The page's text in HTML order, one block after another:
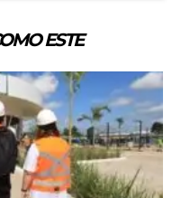
ESTE